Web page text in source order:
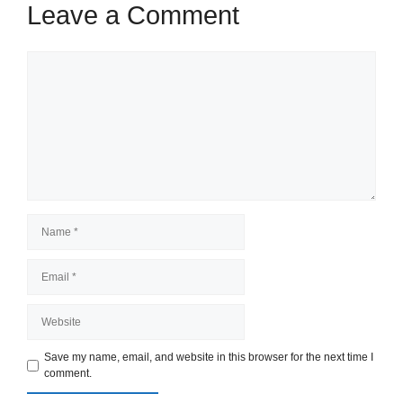
Leave a Comment
Save my name, email, and website in this browser for the next time I
comment.